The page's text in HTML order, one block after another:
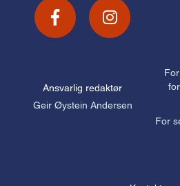
Ansvarlig redaktør
Geir Øystein Andersen
For